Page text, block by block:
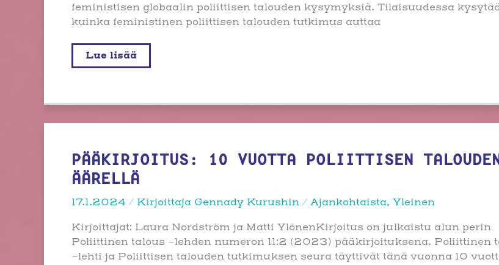
feministisen globaalin poliittisen talouden kysymyksiä. Tilaisuudessa
kuinka feministinen poliittisen talouden tutkimus auttaa
Tilaisuus:
Feministinen
–
Lue lisää
PÄÄKIRJOITUS: 10 VUOTTA POLIITTISEN
ÄÄRELLÄ
17.1.2024 / Kirjoittaja Gennady Kurushin / Ajankohtaista, Yleinen
Kirjoittajat: Laura Nordström ja Matti YlönenKirjoitus on julkaistu alun perin
Poliittinen talous -lehden numeron 11:2 (2023) pääkirjoituksena. Poliittinen
-lehti ja Poliittisen talouden tutkimuksen seura täyttivät tänä vuonna 10